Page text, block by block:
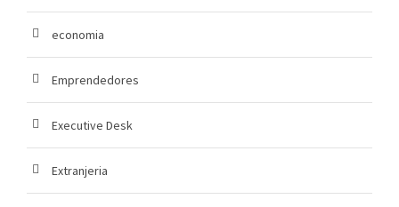
economia
Emprendedores
Executive Desk
Extranjeria